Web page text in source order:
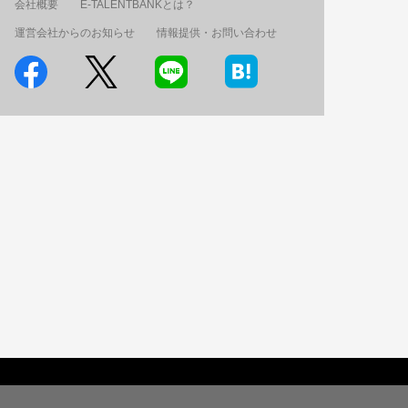
会社概要 E-TALENTBANKとは？
運営会社からのお知らせ 情報提供・お問い合わせ